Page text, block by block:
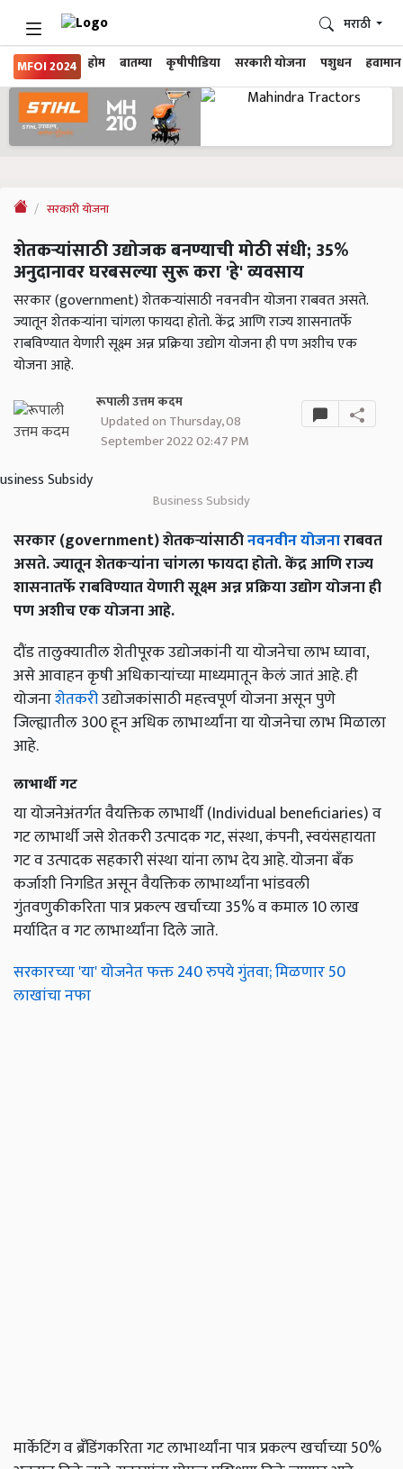
MFOI 2024 होम बातम्या कृषीपीडिया सरकारी योजना पशुधन हवामान
मराठी
सरकारी योजना
शेतकऱ्यांसाठी उद्योजक बनण्याची मोठी संधी; 35%
अनुदानावर घरबसल्या सुरू करा 'हे' व्यवसाय
सरकार (government) शेतकऱ्यांसाठी नवनवीन योजना राबवत असते.
ज्यातून शेतकऱ्यांना चांगला फायदा होतो. केंद्र आणि राज्य शासनातर्फे
राबविण्यात येणारी सूक्ष्म अन्न प्रक्रिया उद्योग योजना ही पण अशीच एक
योजना आहे.
रूपाली उत्तम कदम
Updated on Thursday, 08
September 2022 02:47 PM
Business Subsidy
सरकार (government) शेतकऱ्यांसाठीनवनवीन योजनाराबवत
असते. ज्यातून शेतकऱ्यांना चांगला फायदा होतो. केंद्र आणि राज्य
शासनातर्फे राबविण्यात येणारी सूक्ष्म अन्न प्रक्रिया उद्योग योजना ही
पण अशीच एक योजना आहे.
दौंड तालुक्यातील शेतीपूरक उद्योजकांनी या योजनेचा लाभ घ्यावा,
असे आवाहन कृषी अधिकाऱ्यांच्या माध्यमातून केलं जातं आहे. ही
योजनाशेतकरीउद्योजकांसाठी महत्त्वपूर्ण योजना असून पुणे
जिल्ह्यातील 300 हून अधिक लाभार्थ्यांना या योजनेचा लाभ मिळाला
आहे.
लाभार्थी गट
या योजनेअंतर्गत वैयक्तिक लाभार्थी (Individual beneficiaries) व
गट लाभार्थी जसे शेतकरी उत्पादक गट, संस्था, कंपनी, स्वयंसहायता
गट व उत्पादक सहकारी संस्था यांना लाभ देय आहे. योजना बँक
कर्जाशी निगडित असून वैयक्तिक लाभार्थ्यांना भांडवली
गुंतवणुकीकरिता पात्र प्रकल्प खर्चाच्या 35% व कमाल 10 लाख
मर्यादित व गट लाभार्थ्यांना दिले जाते.
सरकारच्या 'या' योजनेत फक्त 240 रुपये गुंतवा; मिळणार 50
लाखांचा नफा
मार्केटिंग व ब्रँडिंगकरिता गट लाभार्थ्यांना पात्र प्रकल्प खर्चाच्या 50%